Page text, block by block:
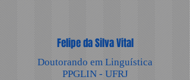
Felipe da Silva Vital
Doutorando em Linguística
PPGLIN - UFRJ